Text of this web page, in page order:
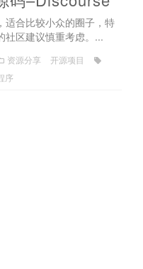
适合比较小众的圈子，特
社区建议慎重考虑。...
资源分享
开源项目
序